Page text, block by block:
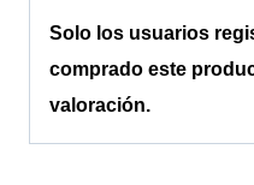
Solo los usuarios
comprado este
valoración.